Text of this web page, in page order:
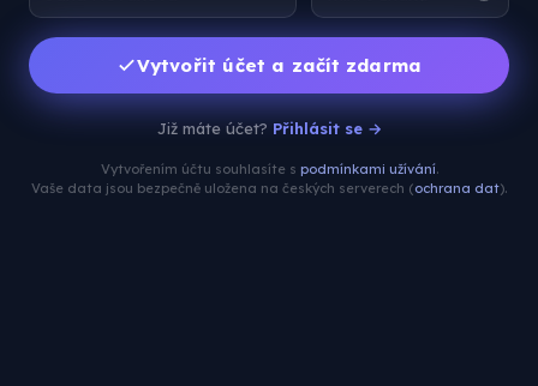
Vytvořit účet a začít zdarma
Již máte účet? Přihlásit se →
Vytvořením účtu souhlasíte s podmínkami užívání.
Vaše data jsou bezpečně uložena na českých serverech (ochrana dat).